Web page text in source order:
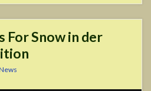
For Snow in der